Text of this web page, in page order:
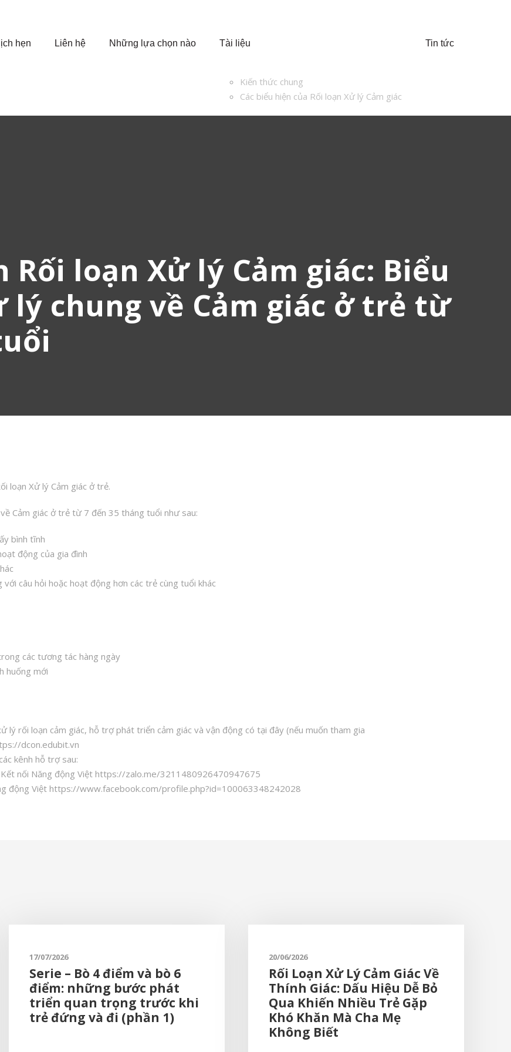
hẹn Liên hệ Những lựa chọn nào Tài liệu
Kiến thức chung
Các biểu hiện của Rối loạn Xử lý Cảm giác
Tin tức
Rối loạn Xử lý Cảm giác: Biểu
lý chung về Cảm giác ở trẻ từ
loạn Xử lý Cảm giác ở trẻ.
Cảm giác ở trẻ từ 7 đến 35 tháng tuổi như sau:
bình tĩnh
động của gia đình
với câu hỏi hoặc hoạt động hơn các trẻ cùng tuổi khác
các tương tác hàng ngày
huống mới
lý rối loạn cảm giác, hỗ trợ phát triển cảm giác và vận động có tại đây (nếu muốn tham gia
dcon.edubit.vn
kênh hỗ trợ sau:
nối Năng động Việt https://zalo.me/3211480926470947675
động Việt https://www.facebook.com/profile.php?id=100063348242028
17/07/2026
Serie – Bò 4 điểm và bò 6
điểm: những bước phát
triển quan trọng trước khi
trẻ đứng và đi (phần 1)
20/06/2026
Rối Loạn Xử Lý Cảm Giác Về
Thính Giác: Dấu Hiệu Dễ Bỏ
Qua Khiến Nhiều Trẻ Gặp
Khó Khăn Mà Cha Mẹ
Không Biết